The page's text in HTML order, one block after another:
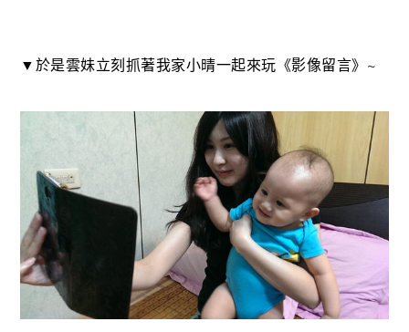
▼於是雲妹立刻抓著我家小晴一起來玩《影像留言》~